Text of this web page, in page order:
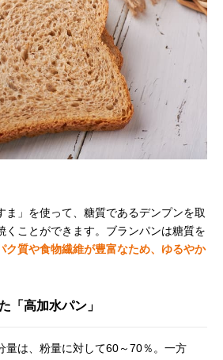
ま」を使って、糖質であるデンプンを取
くことができます。ブランパンは糖質を
ク質や食物繊維が豊富なため、ゆるやか
「高加水パン」
量は、粉量に対して60～70％。一方